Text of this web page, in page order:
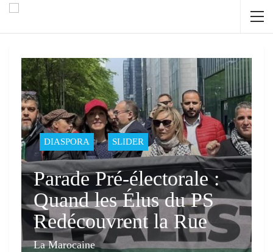
DIASPORA SLIDER
Parade Pré-électorale :
Quand les Élus du PS
Redécouvrent la Rue
La Marocaine